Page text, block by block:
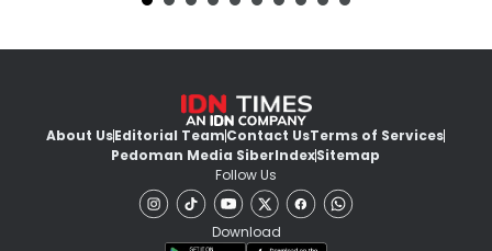
About UsEditorial TeamContact UsTerms of Services
Pedoman Media SiberIndexSitemap
Follow Us
Download